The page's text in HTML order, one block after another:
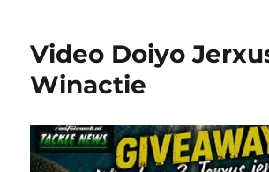
Video Doiyo
Winactie